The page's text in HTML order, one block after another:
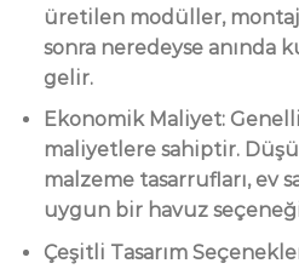
üretilen modüller,
sonra neredeyse anında
gelir.
Ekonomik Maliyet:
maliyetlere sahiptir.
malzeme tasarrufları, ev
uygun bir havuz
Çeşitli Tasarım